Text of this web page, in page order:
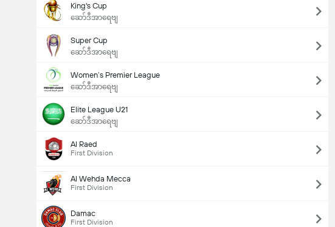
King's Cup
ဆော်ဒီအာရေဗျ
Super Cup
ဆော်ဒီအာရေဗျ
Women’s Premier League
ဆော်ဒီအာရေဗျ
Elite League U21
ဆော်ဒီအာရေဗျ
Al Raed
First Division
Al Wehda Mecca
First Division
Damac
First Division